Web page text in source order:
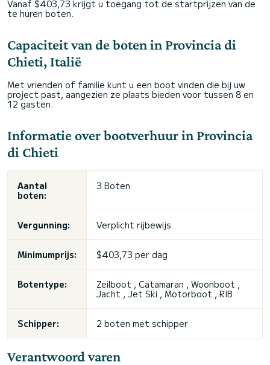
Vanaf $403,73 krijgt u toegang tot de startprijzen van de
te huren boten.
Capaciteit van de boten in Provincia di
Chieti, Italië
Met vrienden of familie kunt u een boot vinden die bij uw
project past, aangezien ze plaats bieden voor tussen 8 en
12 gasten.
Informatie over bootverhuur in Provincia
di Chieti
Aantal
boten:
3 Boten
Vergunning: Verplicht rijbewijs
Minimumprijs: $403,73 per dag
Botentype:
Zeilboot , Catamaran , Woonboot ,
Jacht , Jet Ski , Motorboot , RIB
Schipper: 2 boten met schipper
Verantwoord varen